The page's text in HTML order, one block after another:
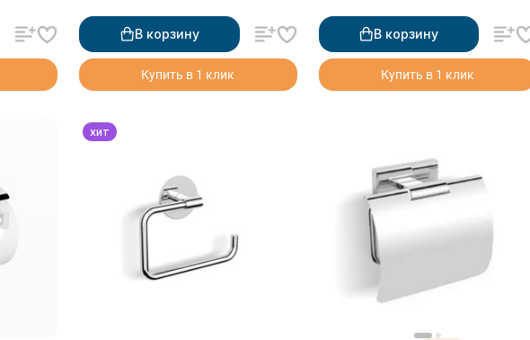
В корзину
Купить в 1 клик
В корзину
Купить в 1 клик
хит